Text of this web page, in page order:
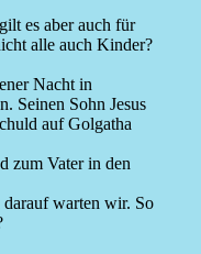
es aber auch für
alle auch Kinder?
Nacht in
Seinen Sohn Jesus
auf Golgatha
zum Vater in den
warten wir. So